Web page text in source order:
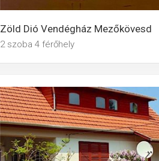
Zöld Dió Vendégház Mezőkövesd
2 szoba 4 férőhely